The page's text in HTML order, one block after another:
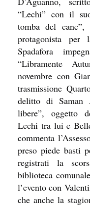
“Lechi” con il
tomba del cane”,
protagonista
Spadafora
“Libramente
novembre con
trasmissione
delitto di Saman
libere”, oggetto
Lechi tra lui e
commenta
preso piede basti
registrati la
biblioteca
l’evento con
che anche la